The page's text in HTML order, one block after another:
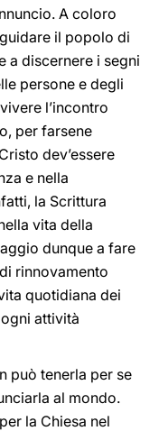
A coloro
il popolo di
a discernere i segni
persone e degli
l’incontro
per farsene
dev’essere
e nella
la Scrittura
vita della
dunque a fare
rinnovamento
quotidiana dei
attività
può tenerla per se
al mondo.
la Chiesa nel